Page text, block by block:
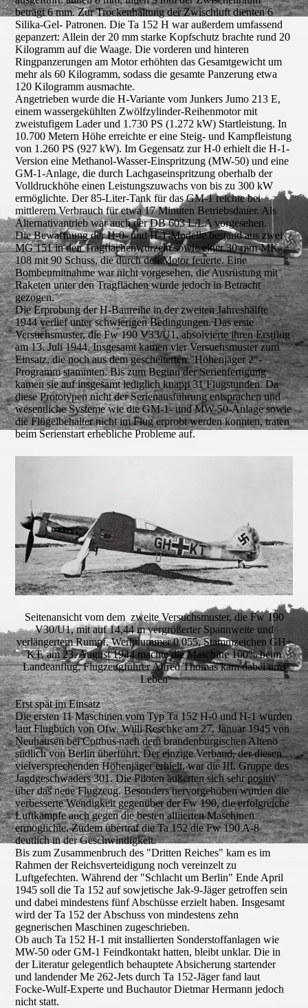
beträgt 6 mm. Zur Trockenhaltung der Zwischluft dienten 6
Silika-Gel- Patronen. Die Ta 152 H war außerdem umfassend
gepanzert: Allein der 20 mm starke Kopfschutz brachte rund 20
Kilogramm auf die Waage. Die vorderen und hinteren
Ringpanzerungen am Motor erhöhten das Gesamtgewicht um
mehr als 60 Kilogramm, sodass die gesamte Panzerung etwa
120 Kilogramm ausmachte.
Angetrieben wurde die H-Variante vom Junkers Jumo 213 E,
einem wassergekühlten Zwölfzylinder-Reihenmotor mit
zweistufigem Lader und 1.730 PS (1.272 kW) Startleistung. In
10.700 Metern Höhe erreichte er eine Steig- und Kampfleistung
von 1.260 PS (927 kW). Im Gegensatz zur H-0 erhielt die H-1-
Version eine Methanol-Wasser-Einspritzung (MW-50) und eine
GM-1-Anlage, die durch Lachgaseinspritzung oberhalb der
Volldruckhöhe einen Leistungszuwachs von bis zu 300 kW
ermöglichte. Der 85-Liter-Tank für das GM-1 reichte bei
mittlerem Verbrauch für etwa 17 Minuten Betriebsdauer. Als
Alternativantrieb war auch der DB 603 L/LA vorgesehen.
Die Bewaffnung der H-0- und H-1-Modelle bestand aus zwei
MG 151 in den Tragflächenwurzeln sowie einer 30-mm-MK-
108 mit 90 Schuss, die durch den Motor feuerte. Eine
Bombenmitnahme war nicht vorgesehen, die Ausrüstung mit
Raketen unter den Tragflächen wurde jedoch in Betracht
gezogen.
Die Erprobung der H-Baureihe in der zweiten Jahreshälfte
1944 verlief unter schwierigen Bedingungen. Das erste
Versuchsmuster, die Fw 190 V33/U1, absolvierte ihren Erstflug
am 13. Juli 1944. Insgesamt kamen vier Versuchsmuster zum
Einsatz, die noch aus dem gescheiterten "Höhenjäger 2"-
Programm stammten. Bis zum Beginn der Serienfertigung
kamen sie auf insgesamt lediglich knapp 31 Flugstunden. Da
diese Prototypen nicht der Serienausführung entsprachen und
wesentliche Systeme wie die GM-1- und MW-50-Anlage sowie
die Flügelbehälter nicht im Flug erprobt werden konnten, traten
beim Serienstart erhebliche Probleme auf.
Seitenansicht vom dem zweite Versuchsmuster, die Fw 190
V30/U1, mit auf 14,44 m vergrößerter Spannweite und
verlängertem Rumpf, Werknummer 0 055, Stammzeichen GH+
KT, am 23. August 1944 machte die Maschine 100% beim
Landeanflug, Flugzeugführer Alfred Thomas kam dabei ums
Leben
Erst spät im Einsatz
Die ersten 11 Maschinen vom Typ Ta 152 H-0 und H-1 wurden
laut Flugbuch von Ofw. Willi Reschke am 27. Januar 1945 von
Neuhausen bei Cottbus nach dem brandenburgischen Alteno
südlich von Berlin überführt. Der einzige Verband, der diesen
vielversprechenden Höhenjäger erhielt, war die III. Gruppe des
Jagdgeschwaders 301. Die Piloten äußerten sich sehr positiv
über das neue Flugzeug. Besonders hervorgehoben wurden die
verbesserte Wendigkeit gegenüber der Fw 190, die erfolgreiche
Luftkämpfe auch gegen die besten alliierten Maschinen
ermöglichte. Zudem übertraf die Ta 152 die Fw 190 A-8
deutlich in der Geschwindigkeit.
Bis zum Zusammenbruch des "Dritten Reiches" kam es im
Rahmen der Reichsverteidigung noch vereinzelt zu
Luftgefechten. Während der "Schlacht um Berlin" Ende April
1945 soll die Ta 152 auf sowjetische Jak-9-Jäger getroffen sein
und dabei mindestens fünf Abschüsse erzielt haben. Insgesamt
wird der Ta 152 der Abschuss von mindestens zehn
gegnerischen Maschinen zugeschrieben.
Ob auch Ta 152 H-1 mit installierten Sonderstoffanlagen wie
MW-50 oder GM-1 Feindkontakt hatten, bleibt unklar. Die in
der Literatur gelegentlich behauptete Absicherung startender
und landender Me 262-Jets durch Ta 152-Jäger fand laut
Focke-Wulf-Experte und Buchautor Dietmar Hermann jedoch
nicht statt.